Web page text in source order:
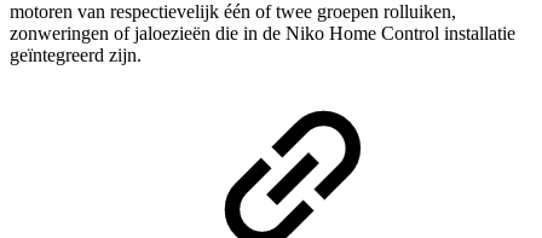
motoren van respectievelijk één of twee groepen rolluiken,
zonweringen of jaloezieën die in de Niko Home Control installatie
geïntegreerd zijn.